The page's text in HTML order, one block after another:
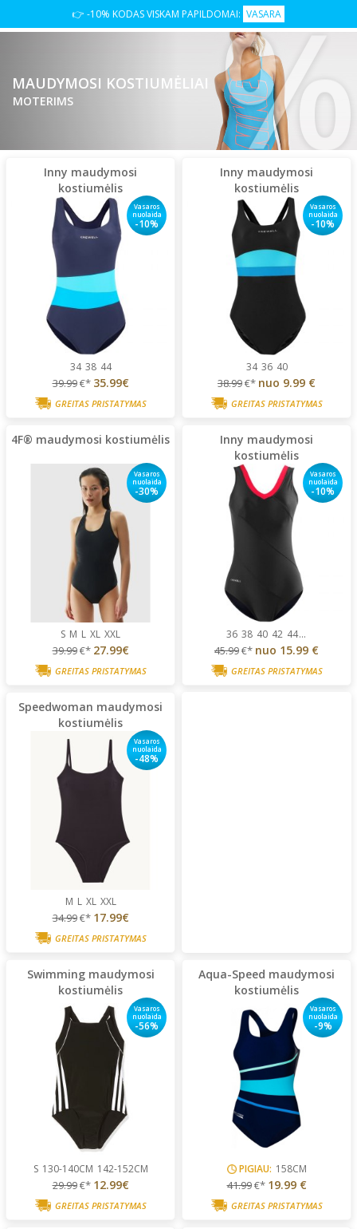
👉 -10% KODAS VISKAM PAPILDOMAI: VASARA
MAUDYMOSI KOSTIUMĖLIAI
MOTERIMS %
Inny maudymosi
kostiumėlis
Vasaros
nuolaida
-10%
34 38 44
39.99€* 35.99€
GREITAS PRISTATYMAS
Inny maudymosi
kostiumėlis
Vasaros
nuolaida
-10%
34 36 40
38.99€* nuo 9.99 €
GREITAS PRISTATYMAS
4F® maudymosi kostiumėlis
Vasaros
nuolaida
-30%
S M L XL XXL
39.99€* 27.99€
GREITAS PRISTATYMAS
Inny maudymosi
kostiumėlis
Vasaros
nuolaida
-10%
36 38 40 42 44...
45.99€* nuo 15.99 €
GREITAS PRISTATYMAS
Speedwoman maudymosi
kostiumėlis
Vasaros
nuolaida
-48%
M L XL XXL
34.99€* 17.99€
GREITAS PRISTATYMAS
Swimming maudymosi
kostiumėlis
Vasaros
nuolaida
-56%
S 130-140CM 142-152CM
29.99€* 12.99€
GREITAS PRISTATYMAS
Aqua-Speed maudymosi
kostiumėlis
Vasaros
nuolaida
-9%
PIGIAU: 158CM
41.99€* 19.99 €
GREITAS PRISTATYMAS